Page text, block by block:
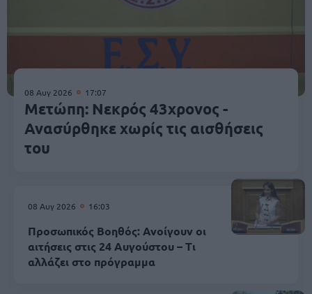
08 Αυγ 2026 17:07
Μετώπη: Νεκρός 43χρονος -
Ανασύρθηκε χωρίς τις αισθήσεις
του
08 Αυγ 2026 16:03
Προσωπικός Βοηθός: Ανοίγουν οι
αιτήσεις στις 24 Αυγούστου – Τι
αλλάζει στο πρόγραμμα